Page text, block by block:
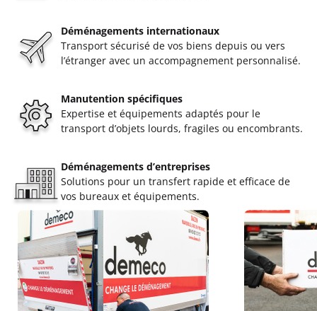
Déménagements internationaux
Transport sécurisé de vos biens depuis ou vers
l’étranger avec un accompagnement personnalisé.
Manutention spécifiques
Expertise et équipements adaptés pour le
transport d’objets lourds, fragiles ou encombrants.
Déménagements d’entreprises
Solutions pour un transfert rapide et efficace de
vos bureaux et équipements.